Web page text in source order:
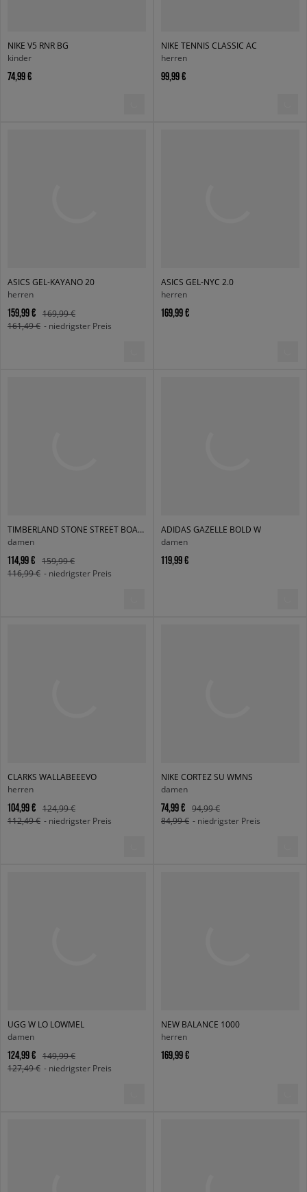
NIKE V5 RNR BG
kinder
74,99 €
NIKE TENNIS CLASSIC AC
herren
99,99 €
ASICS GEL-KAYANO 20
herren
159,99 €
169,99 €
161,49 € - niedrigster Preis
ASICS GEL-NYC 2.0
herren
169,99 €
TIMBERLAND STONE STREET BOAT SHOE
damen
114,99 €
159,99 €
116,99 € - niedrigster Preis
ADIDAS GAZELLE BOLD W
damen
119,99 €
CLARKS WALLABEEEVO
herren
104,99 €
124,99 €
112,49 € - niedrigster Preis
NIKE CORTEZ SU WMNS
damen
74,99 €
94,99 €
84,99 € - niedrigster Preis
UGG W LO LOWMEL
damen
124,99 €
149,99 €
127,49 € - niedrigster Preis
NEW BALANCE 1000
herren
169,99 €